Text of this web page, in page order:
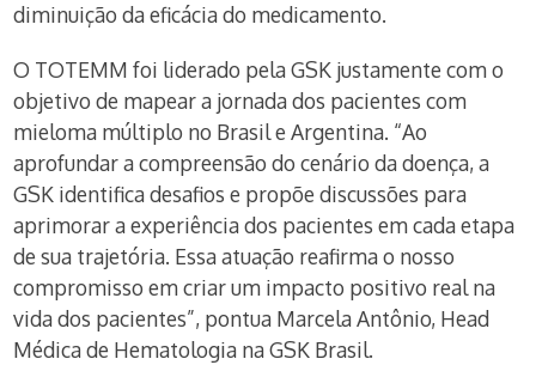
diminuição da eficácia do medicamento.
O TOTEMM foi liderado pela GSK justamente com o
objetivo de mapear a jornada dos pacientes com
mieloma múltiplo no Brasil e Argentina. “Ao
aprofundar a compreensão do cenário da doença, a
GSK identifica desafios e propõe discussões para
aprimorar a experiência dos pacientes em cada etapa
de sua trajetória. Essa atuação reafirma o nosso
compromisso em criar um impacto positivo real na
vida dos pacientes”, pontua Marcela Antônio, Head
Médica de Hematologia na GSK Brasil.